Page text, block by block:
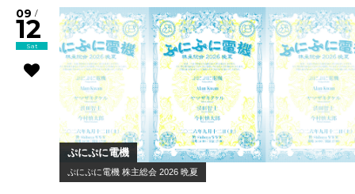
09 /
12
Sat
ぷにぷに電機
ぷにぷに電機 株主総会 2026 晩夏